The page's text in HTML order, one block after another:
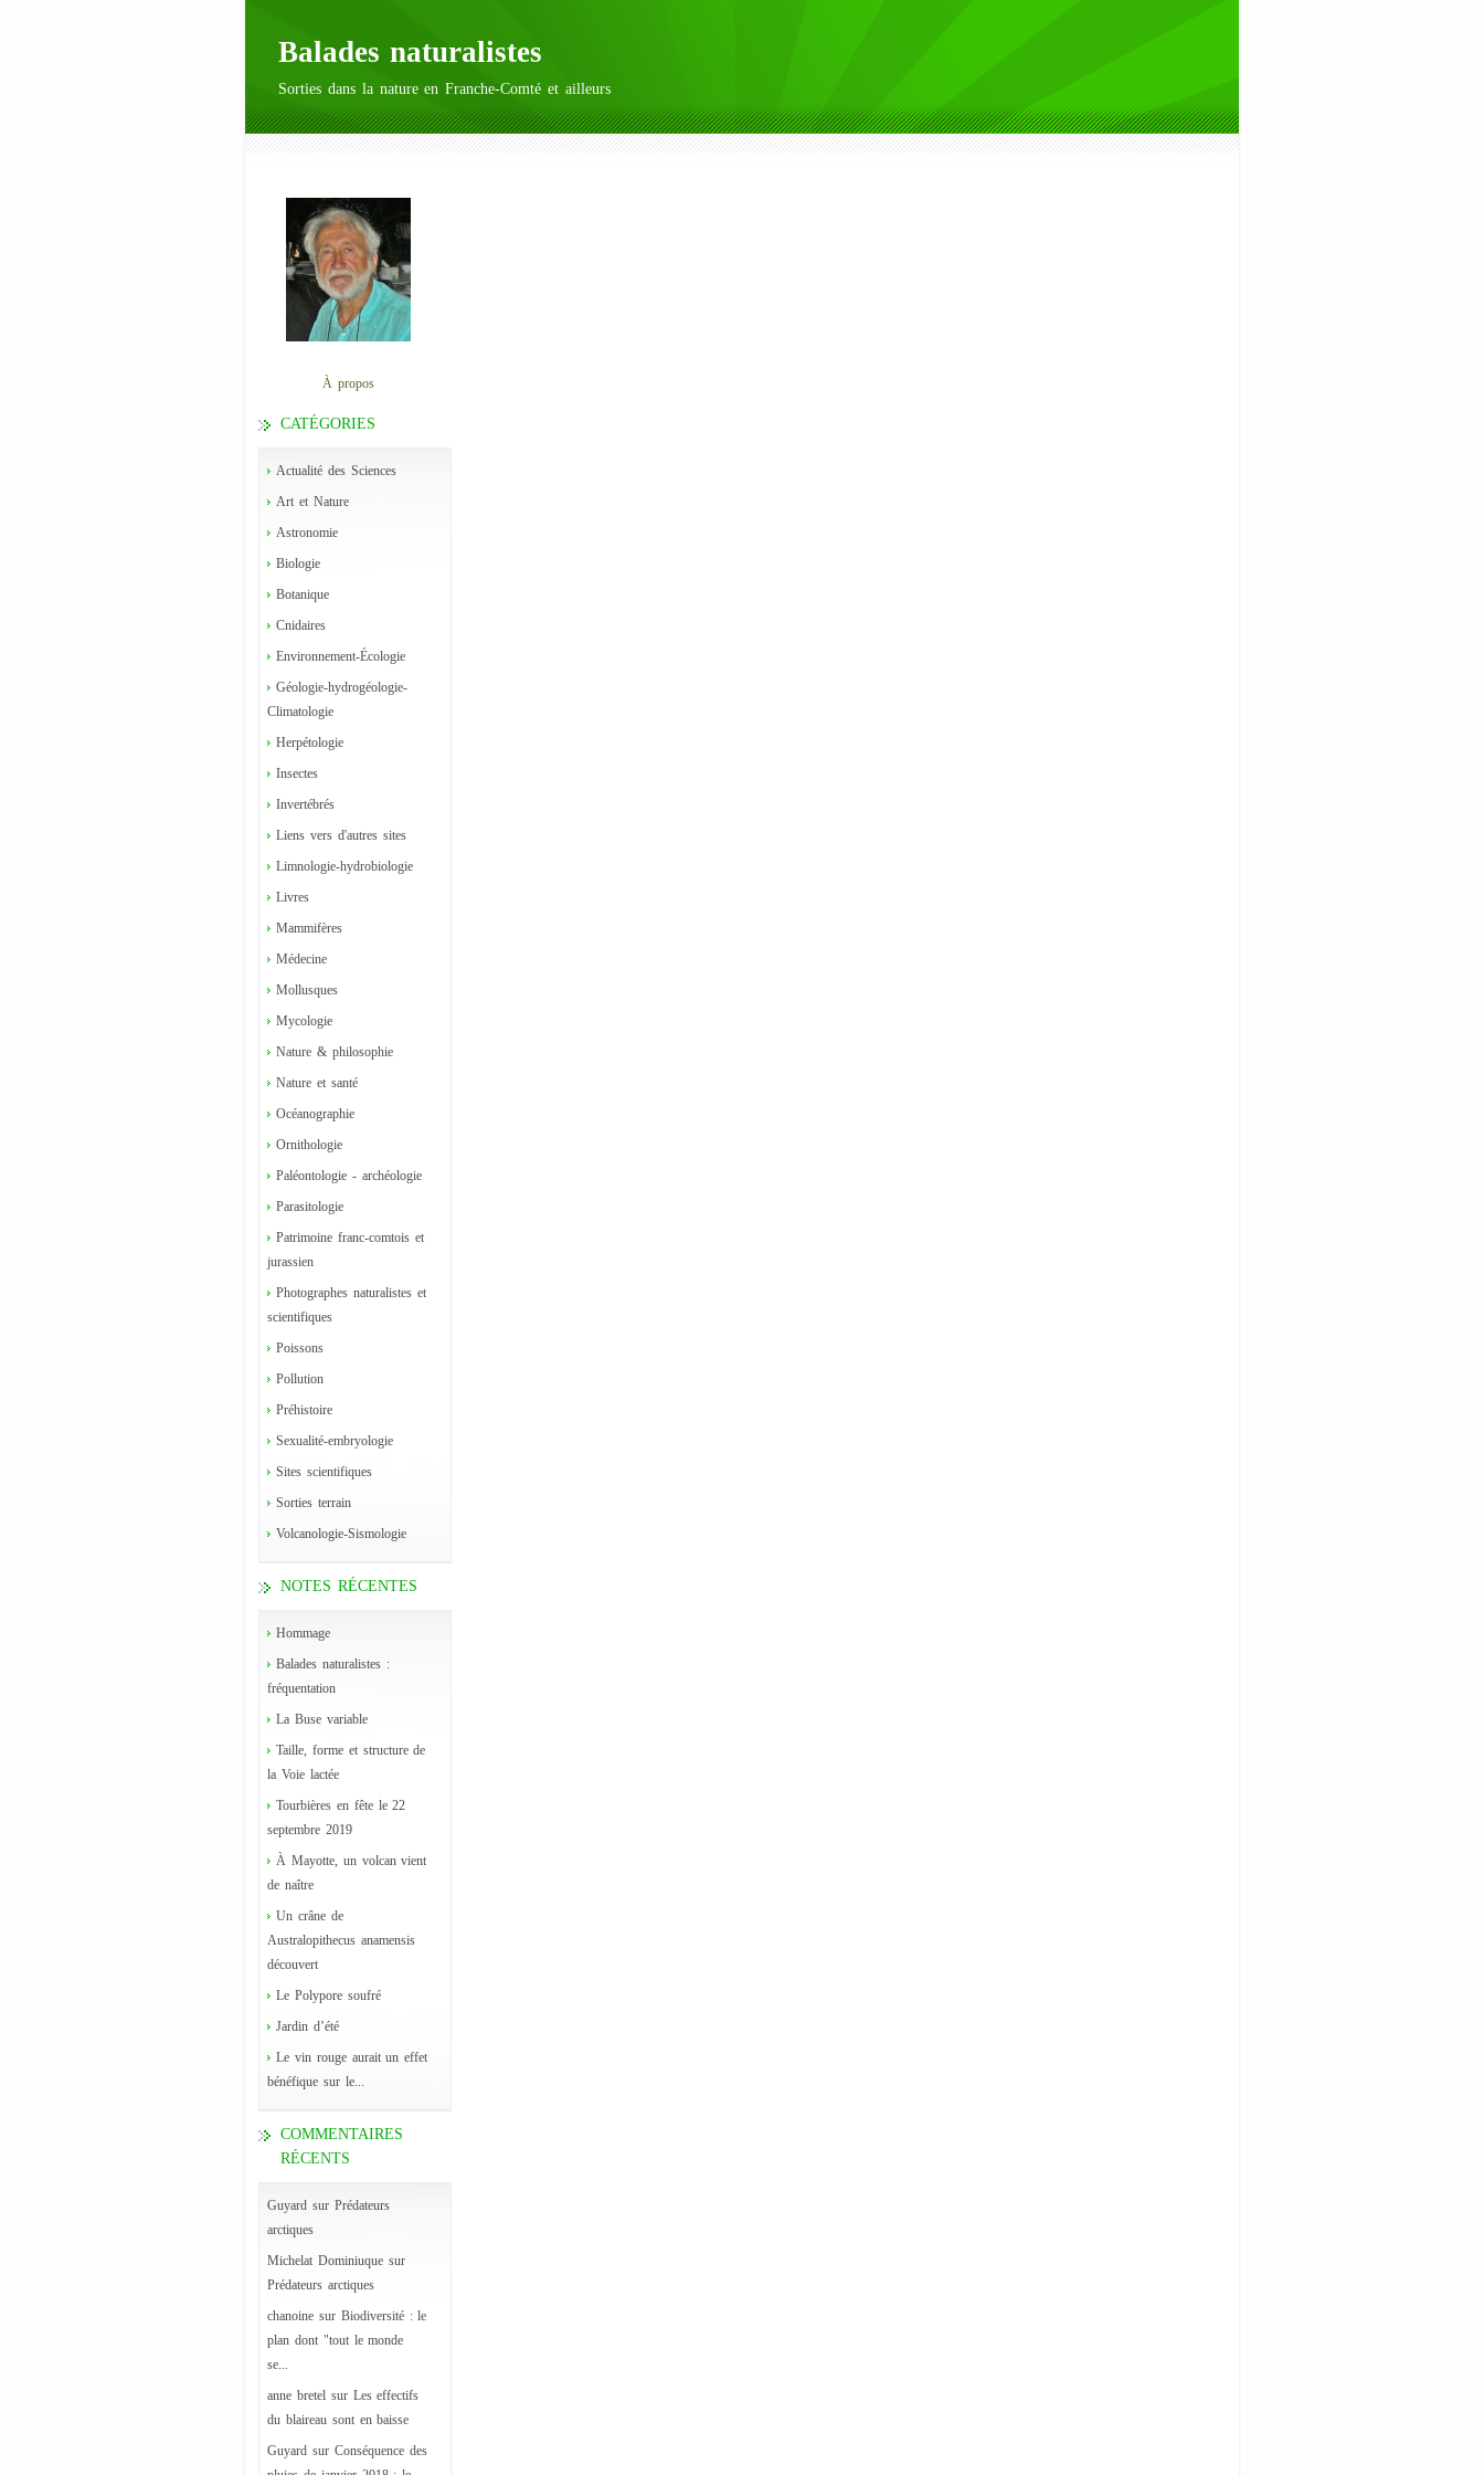
Balades naturalistes
Sorties dans la nature en Franche-Comté et ailleurs
À propos
CATÉGORIES
Actualité des Sciences
Art et Nature
Astronomie
Biologie
Botanique
Cnidaires
Environnement-Écologie
Géologie-hydrogéologie-
Climatologie
Herpétologie
Insectes
Invertébrés
Liens vers d'autres sites
Limnologie-hydrobiologie
Livres
Mammifères
Médecine
Mollusques
Mycologie
Nature & philosophie
Nature et santé
Océanographie
Ornithologie
Paléontologie - archéologie
Parasitologie
Patrimoine franc-comtois et
jurassien
Photographes naturalistes et
scientifiques
Poissons
Pollution
Préhistoire
Sexualité-embryologie
Sites scientifiques
Sorties terrain
Volcanologie-Sismologie
NOTES RÉCENTES
Hommage
Balades naturalistes :
fréquentation
La Buse variable
Taille, forme et structure de
la Voie lactée
Tourbières en fête le 22
septembre 2019
À Mayotte, un volcan vient
de naître
Un crâne de
Australopithecus anamensis
découvert
Le Polypore soufré
Jardin d’été
Le vin rouge aurait un effet
bénéfique sur le...
COMMENTAIRES
RÉCENTS
Guyard sur Prédateurs
arctiques
Michelat Dominiuquesur
Prédateurs arctiques
chanoine sur Biodiversité : le
plan dont "tout le monde
se...
anne bretelsur Les effectifs
du blaireau sont en baisse
Guyard sur Conséquence des